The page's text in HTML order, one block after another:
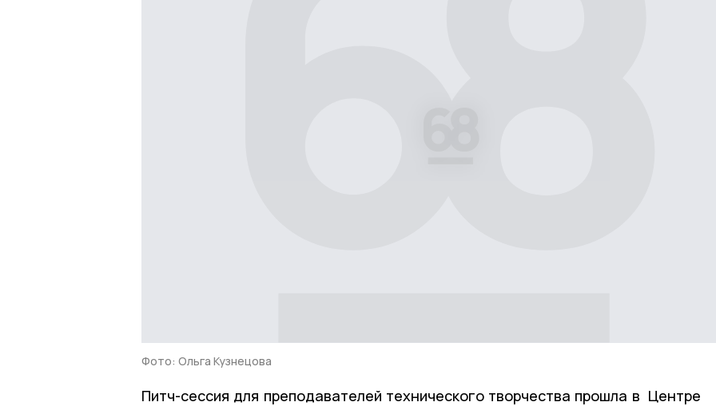
Фото: Ольга Кузнецова
Питч-сессия для преподавателей технического творчества прошла в Центре